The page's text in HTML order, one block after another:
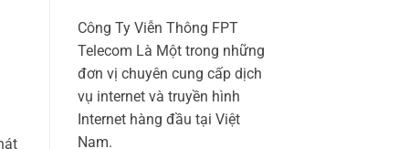
Công Ty Viễn Thông FPT
Telecom Là Một trong những
đơn vị chuyên cung cấp dịch
vụ internet và truyền hình
Internet hàng đầu tại Việt
Nam.